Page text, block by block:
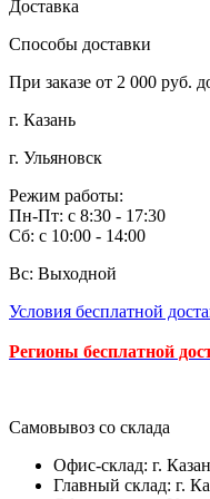
Доставка
Способы доставки
При заказе от 2 000 руб.
г. Казань
г. Ульяновск
Режим работы:
Пн-Пт: с 8:30 - 17:30
Сб: с 10:00 - 14:00
Вс: Выходной
Условия бесплатной
Регионы бесплатной
Самовывоз со склада
Офис-склад: г.
Главный склад: г.